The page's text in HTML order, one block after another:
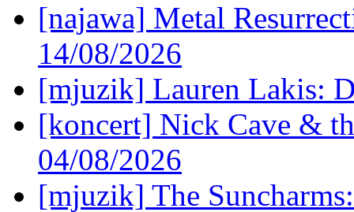
[najawa] Metal
14/08/2026
[mjuzik] Lauren Lakis:
[koncert] Nick Cave &
04/08/2026
[mjuzik] The